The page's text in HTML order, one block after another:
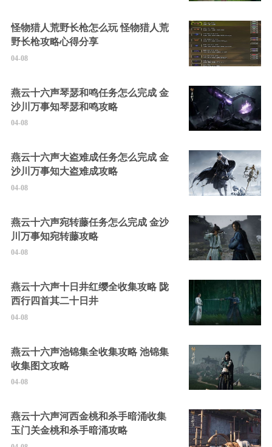
怪物猎人荒野长枪怎么玩 怪物猎人荒
野长枪攻略心得分享
04-08
燕云十六声琴瑟和鸣任务怎么完成 金
沙川万事知琴瑟和鸣攻略
04-08
燕云十六声大盗难成任务怎么完成 金
沙川万事知大盗难成攻略
04-08
燕云十六声宛转藤任务怎么完成 金沙
川万事知宛转藤攻略
04-08
燕云十六声十日井红缨全收集攻略 陇
西行四首其二十日井
04-08
燕云十六声池锦集全收集攻略 池锦集
收集图文攻略
04-08
燕云十六声河西金桃和杀手暗涌收集
玉门关金桃和杀手暗涌攻略